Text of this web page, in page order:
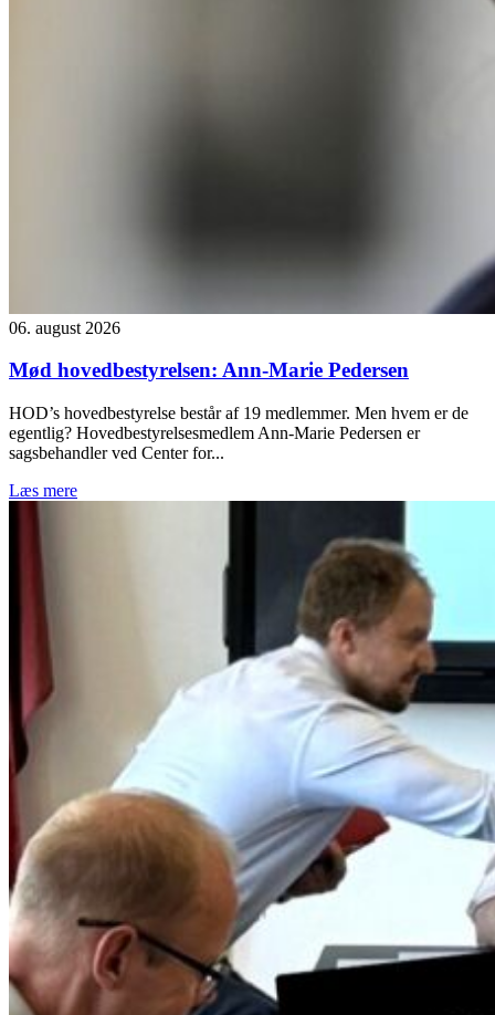
06. august 2026
Mød hovedbestyrelsen: Ann-Marie Pedersen
HOD’s hovedbestyrelse består af 19 medlemmer. Men hvem er de
egentlig? Hovedbestyrelsesmedlem Ann-Marie Pedersen er
sagsbehandler ved Center for...
Læs mere